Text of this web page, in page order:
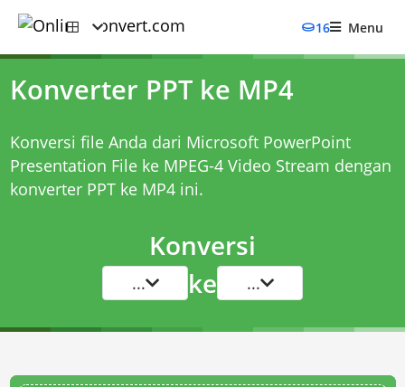
16 Menu
Konverter PPT ke MP4
Konversi file Anda dari Microsoft PowerPoint
Presentation File ke MPEG-4 Video Stream dengan
konverter PPT ke MP4ini.
Konversi
... ke ...